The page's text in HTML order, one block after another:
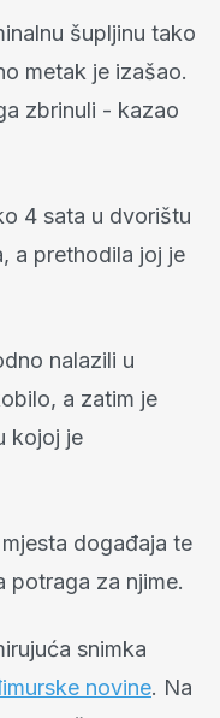
šupljinu tako
metak je izašao.
zbrinuli - kazao
4 sata u dvorištu
a prethodila joj je
nalazili u
a zatim je
kojoj je
događaja te
potraga za njime.
snimka
novine. Na